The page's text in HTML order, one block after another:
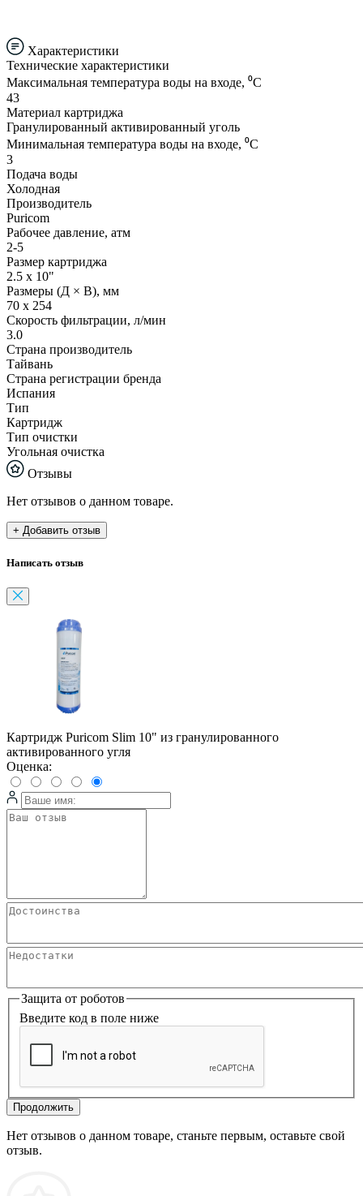
Характеристики
Технические характеристики
Максимальная температура воды на входе, ⁰С
43
Материал картриджа
Гранулированный активированный уголь
Минимальная температура воды на входе, ⁰С
3
Подача воды
Холодная
Производитель
Puricom
Рабочее давление, атм
2-5
Размер картриджа
2.5 х 10"
Размеры (Д × В), мм
70 x 254
Скорость фильтрации, л/мин
3.0
Страна производитель
Тайвань
Страна регистрации бренда
Испания
Тип
Картридж
Тип очистки
Угольная очистка
Отзывы
Нет отзывов о данном товаре.
+ Добавить отзыв
Написать отзыв
Картридж Puricom Slim 10" из гранулированного
активированного угля
Оценка:
Защита от роботов
Введите код в поле ниже
Продолжить
Нет отзывов о данном товаре, станьте первым, оставьте свой
отзыв.